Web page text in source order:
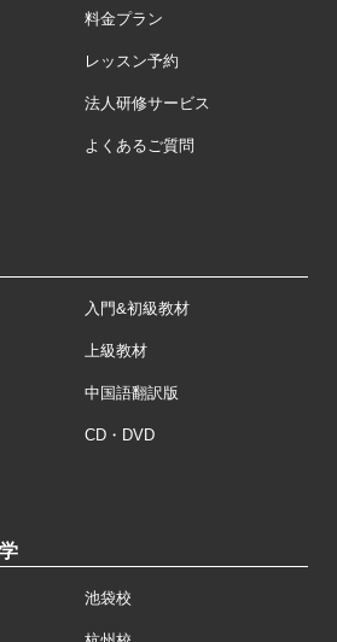
料金プラン
レッスン予約
法人研修サービス
よくあるご質問
入門&初級教材
上級教材
中国語翻訳版
CD・DVD
池袋校